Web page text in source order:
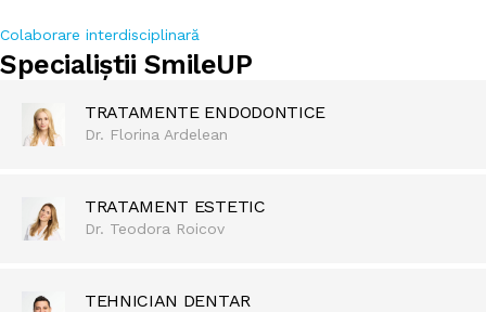
Colaborare interdisciplinară
Specialiștii SmileUP
TRATAMENTE ENDODONTICE
Dr. Florina Ardelean
TRATAMENT ESTETIC
Dr. Teodora Roicov
TEHNICIAN DENTAR